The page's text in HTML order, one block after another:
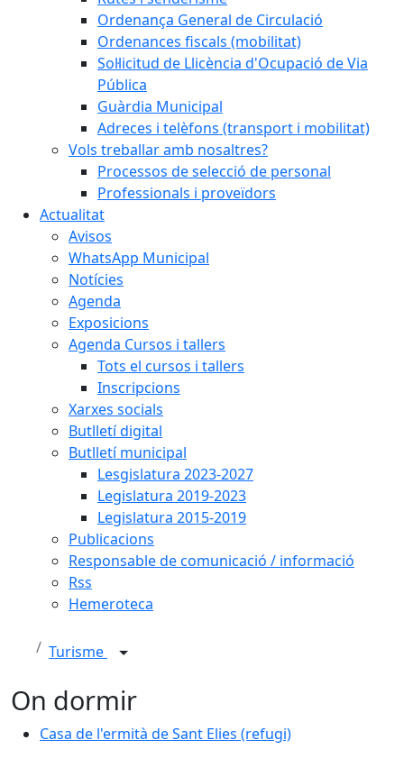
Ordenança General de Circulació
Ordenances fiscals (mobilitat)
Sol·licitud de Llicència d'Ocupació de Via
Pública
Guàrdia Municipal
Adreces i telèfons (transport i mobilitat)
Vols treballar amb nosaltres?
Processos de selecció de personal
Professionals i proveïdors
Actualitat
Avisos
WhatsApp Municipal
Notícies
Agenda
Exposicions
Agenda Cursos i tallers
Tots el cursos i tallers
Inscripcions
Xarxes socials
Butlletí digital
Butlletí municipal
Lesgislatura 2023-2027
Legislatura 2019-2023
Legislatura 2015-2019
Publicacions
Responsable de comunicació / informació
Rss
Hemeroteca
Turisme
On dormir
Casa de l'ermità de Sant Elies (refugi)